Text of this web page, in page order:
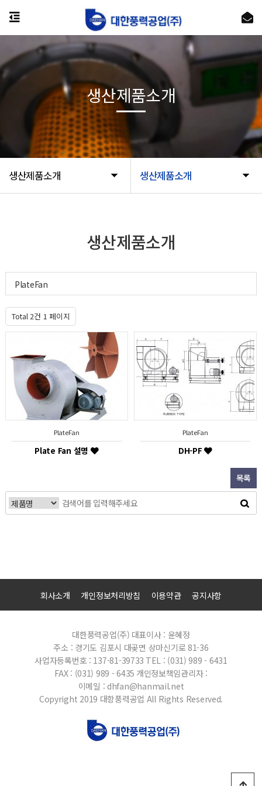
생산제품소개 생산제품소개
생산제품소개
생산제품소개
PlateFan
Total 2건 1 페이지
PlateFan
Plate Fan 설명
PlateFan
DH-PF
목록
회사소개 개인정보처리방침 이용약관 공지사항
대한풍력공업(주) 대표이사 : 윤혜정
주소 : 경기도 김포시 대곶면 상마신기로 81-36
사업자등록번호 : 137-81-39733 TEL : (031) 989 - 6431
FAX : (031) 989 - 6435 개인정보책임관리자 :
이메일 : dhfan@hanmail.net
Copyright 2019 대항풍력공업 All Rights Reserved.